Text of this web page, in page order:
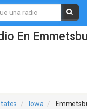
En
Iowa